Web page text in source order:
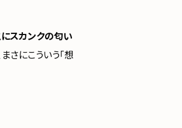
スカンクの匂い
さにこういう「想